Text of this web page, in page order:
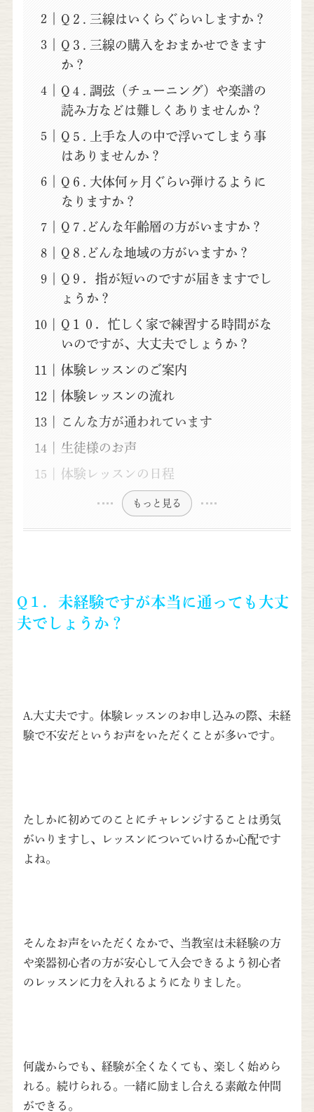
Q２. 三線はいくらぐらいしますか？
Q３. 三線の購入をおまかせできます
か？
Q４. 調弦（チューニング）や楽譜の
読み方などは難しくありませんか？
Q５. 上手な人の中で浮いてしまう事
はありませんか？
Q６. 大体何ヶ月ぐらい弾けるように
なりますか？
Q７.どんな年齢層の方がいますか？
Q８.どんな地域の方がいますか？
Q９．指が短いのですが届きますでし
ょうか？
Q１０．忙しく家で練習する時間がな
いのですが、大丈夫でしょうか？
体験レッスンのご案内
体験レッスンの流れ
こんな方が通われています
生徒様のお声
体験レッスンの日程
もっと見る
Q１．未経験ですが本当に通っても大丈
夫でしょうか？
A.大丈夫です。体験レッスンのお申し込みの際、未経
験で不安だというお声をいただくことが多いです。
たしかに初めてのことにチャレンジすることは勇気
がいりますし、レッスンについていけるか心配です
よね。
そんなお声をいただくなかで、当教室は未経験の方
や楽器初心者の方が安心して入会できるよう初心者
のレッスンに力を入れるようになりました。
何歳からでも、経験が全くなくても、楽しく始めら
れる。続けられる。一緒に励まし合える素敵な仲間
ができる。